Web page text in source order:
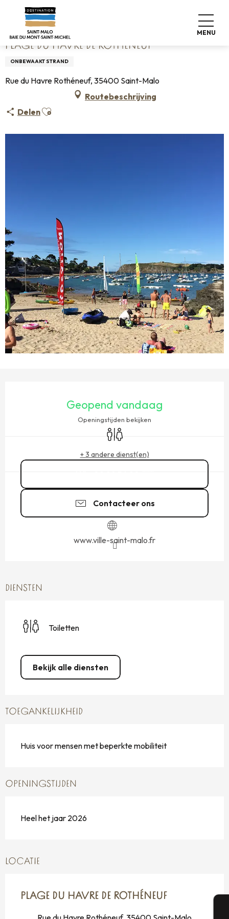
contenu
principal
MENU
Home Plage du Havre de Rothéneuf
PLAGE DU HAVRE DE ROTHÉNEUF
ONBEWAAKT STRAND
Rue du Havre Rothéneuf, 35400 Saint-Malo
Routebeschrijving
DelenAjouter aux favoris
Geopend vandaag
Openingstijden bekijken
Toiletten
+ 3 andere dienst(en)
Contacteer ons
www.ville-saint-malo.fr
DIENSTEN
Toiletten
Bekijk alle diensten
TOEGANKELIJKHEID
Huis voor mensen met beperkte mobiliteit
OPENINGSTIJDEN
Heel het jaar 2026
LOCATIE
PLAGE DU HAVRE DE ROTHÉNEUF